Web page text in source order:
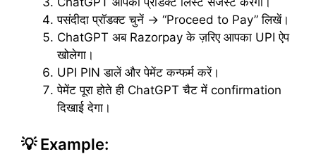
पसंदीदा प्रॉडक्ट चुनें → “Proceed to Pay” लिखें।
ChatGPT अब Razorpay के ज़रिए आपका UPI ऐप
खोलेगा।
UPI PIN डालें और पेमेंट कन्फर्म करें।
पेमेंट पूरा होते ही ChatGPT चैट में confirmation
दिखाई देगा।
💡 Example: